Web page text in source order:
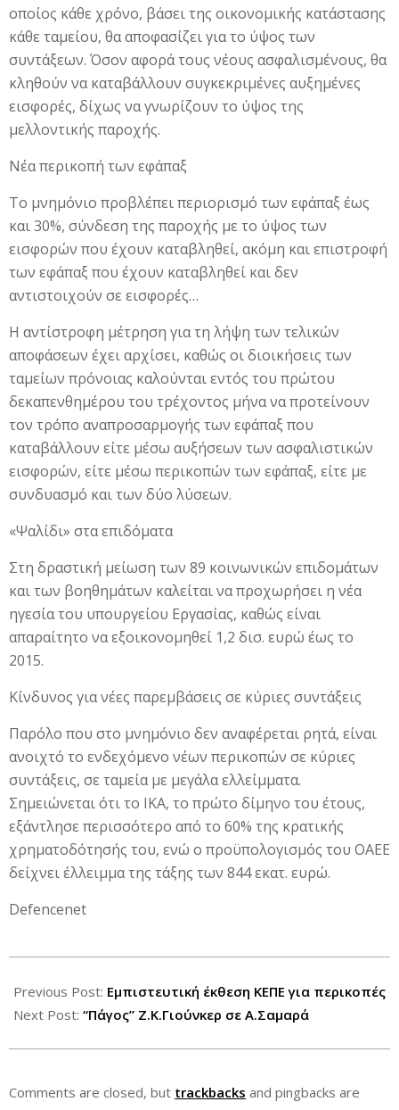
οποίος κάθε χρόνο, βάσει της οικονομικής κατάστασης
κάθε ταμείου, θα αποφασίζει για το ύψος των
συντάξεων. Όσον αφορά τους νέους ασφαλισμένους, θα
κληθούν να καταβάλλουν συγκεκριμένες αυξημένες
εισφορές, δίχως να γνωρίζουν το ύψος της
μελλοντικής παροχής.
Νέα περικοπή των εφάπαξ
Το μνημόνιο προβλέπει περιορισμό των εφάπαξ έως
και 30%, σύνδεση της παροχής με το ύψος των
εισφορών που έχουν καταβληθεί, ακόμη και επιστροφή
των εφάπαξ που έχουν καταβληθεί και δεν
αντιστοιχούν σε εισφορές…
Η αντίστροφη μέτρηση για τη λήψη των τελικών
αποφάσεων έχει αρχίσει, καθώς οι διοικήσεις των
ταμείων πρόνοιας καλούνται εντός του πρώτου
δεκαπενθημέρου του τρέχοντος μήνα να προτείνουν
τον τρόπο αναπροσαρμογής των εφάπαξ που
καταβάλλουν είτε μέσω αυξήσεων των ασφαλιστικών
εισφορών, είτε μέσω περικοπών των εφάπαξ, είτε με
συνδυασμό και των δύο λύσεων.
«Ψαλίδι» στα επιδόματα
Στη δραστική μείωση των 89 κοινωνικών επιδομάτων
και των βοηθημάτων καλείται να προχωρήσει η νέα
ηγεσία του υπουργείου Εργασίας, καθώς είναι
απαραίτητο να εξοικονομηθεί 1,2 δισ. ευρώ έως το
2015.
Κίνδυνος για νέες παρεμβάσεις σε κύριες συντάξεις
Παρόλο που στο μνημόνιο δεν αναφέρεται ρητά, είναι
ανοιχτό το ενδεχόμενο νέων περικοπών σε κύριες
συντάξεις, σε ταμεία με μεγάλα ελλείμματα.
Σημειώνεται ότι το ΙΚΑ, το πρώτο δίμηνο του έτους,
εξάντλησε περισσότερο από το 60% της κρατικής
χρηματοδότησής του, ενώ ο προϋπολογισμός του ΟΑΕΕ
δείχνει έλλειμμα της τάξης των 844 εκατ. ευρώ.
Defencenet
06-
19
Previous Post: Εμπιστευτική έκθεση ΚΕΠΕ για περικοπές
Next Post: “Πάγος” Ζ.Κ.Γιούνκερ σε Α.Σαμαρά
Comments are closed, but trackbacks and pingbacks are